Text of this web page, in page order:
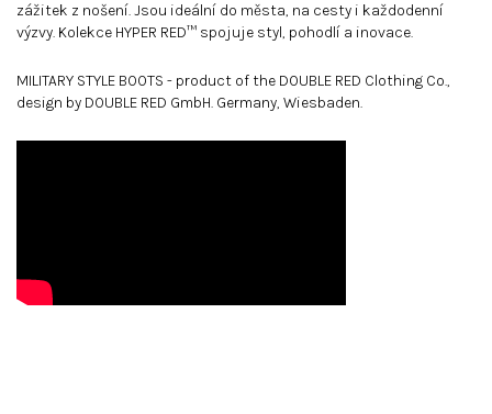
zážitek z nošení. Jsou ideální do města, na cesty i každodenní
výzvy. Kolekce HYPER RED™ spojuje styl, pohodlí a inovace.
MILITARY STYLE BOOTS - product of the DOUBLE RED Clothing Co.,
design by DOUBLE RED GmbH. Germany, Wiesbaden.